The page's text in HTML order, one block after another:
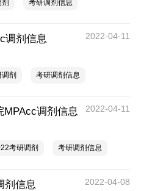
考研调剂信息
调剂信息 2022-04-11
剂 考研调剂信息
MPAcc调剂信息 2022-04-11
考研调剂 考研调剂信息
剂信息 2022-04-08